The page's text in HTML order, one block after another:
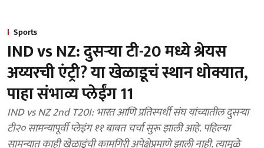
Sports
IND vs NZ: दुसऱ्या टी-20 मध्ये श्रेयस
अय्यरची एंट्री? या खेळाडूचं स्थान धोक्यात,
पाहा संभाव्य प्लेईंग 11
IND vs NZ 2nd T20I: भारत आणि प्रतिस्पर्धी संघ यांच्यातील दुसऱ्या
टी२० सामन्यापूर्वी प्लेइंग ११ बाबत चर्चा सुरू झाली आहे. पहिल्या
सामन्यात काही खेळाडूंची कामगिरी अपेक्षेप्रमाणे झाली नाही. त्यामुळे